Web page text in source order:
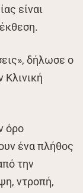
είναι
δήλωσε ο
όρο
ένα πλήθος
την
ντροπή,